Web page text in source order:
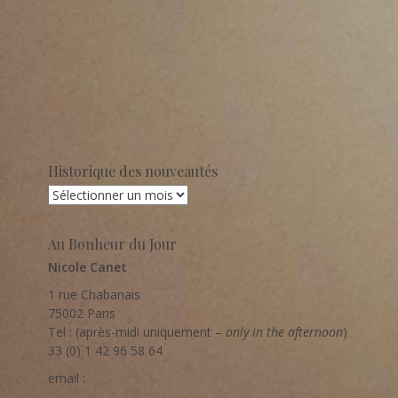
Historique des nouveautés
Historique
Au Bonheur du Jour
Nicole Canet
1 rue Chabanais
75002 Paris
Tel : (après-midi uniquement – only in the afternoon)
33 (0) 1 42 96 58 64
email :